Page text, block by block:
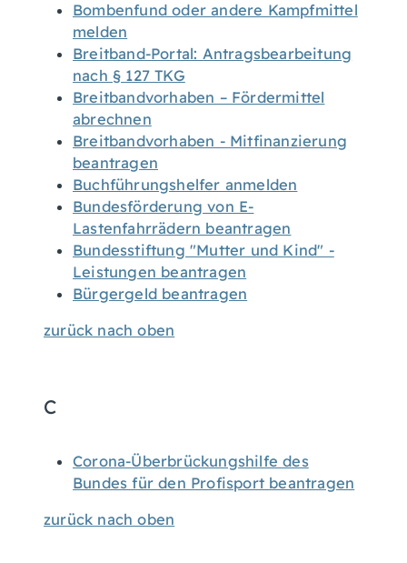
Bombenfund oder andere Kampfmittel
melden
Breitband-Portal: Antragsbearbeitung
nach § 127 TKG
Breitbandvorhaben – Fördermittel
abrechnen
Breitbandvorhaben - Mitfinanzierung
beantragen
Buchführungshelfer anmelden
Bundesförderung von E-
Lastenfahrrädern beantragen
Bundesstiftung "Mutter und Kind" -
Leistungen beantragen
Bürgergeld beantragen
zurück nach oben
C
Corona-Überbrückungshilfe des
Bundes für den Profisport beantragen
zurück nach oben